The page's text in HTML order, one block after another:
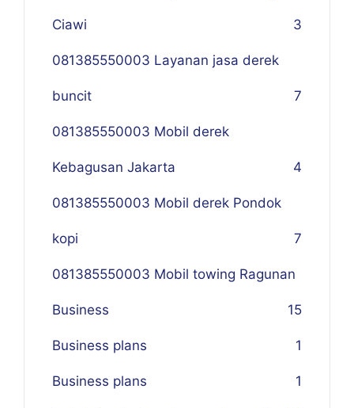
Ciawi 3
081385550003 Layanan jasa derek
buncit 7
081385550003 Mobil derek
Kebagusan Jakarta 4
081385550003 Mobil derek Pondok
kopi 7
081385550003 Mobil towing Ragunan
5
Business 1
Business plans 1
Business plans 1